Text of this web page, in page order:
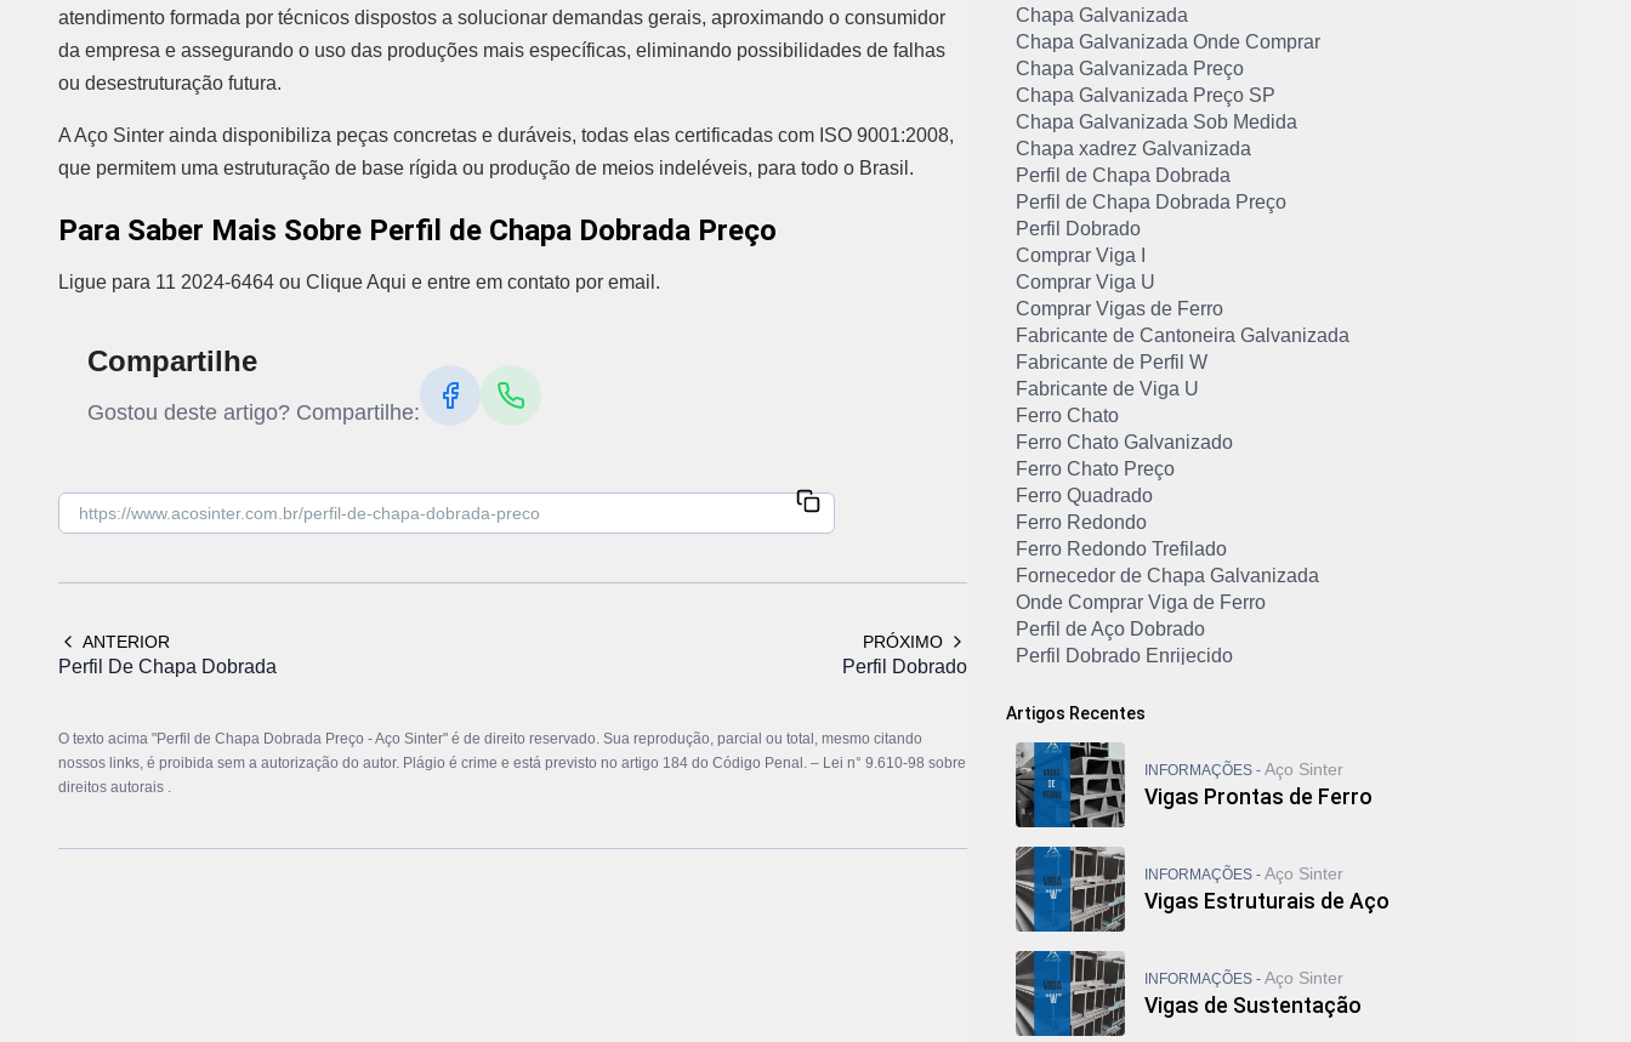
atendimento formada por técnicos dispostos a solucionar demandas gerais, aproximando o consumidor
da empresa e assegurando o uso das produções mais específicas, eliminando possibilidades de falhas
ou desestruturação futura.
A Aço Sinter ainda disponibiliza peças concretas e duráveis, todas elas certificadas com ISO 9001:2008,
que permitem uma estruturação de base rígida ou produção de meios indeléveis, para todo o Brasil.
Para Saber Mais Sobre Perfil de Chapa Dobrada Preço
Ligue para 11 2024-6464 ou Clique Aqui e entre em contato por email.
Compartilhe
Gostou deste artigo? Compartilhe:
ANTERIOR
Perfil De Chapa Dobrada
PRÓXIMO
Perfil Dobrado
O texto acima "Perfil de Chapa Dobrada Preço - Aço Sinter" é de direito reservado. Sua reprodução, parcial ou total, mesmo citando
nossos links, é proibida sem a autorização do autor. Plágio é crime e está previsto no artigo 184 do Código Penal. – Lei n° 9.610-98 sobre
direitos autorais .
Chapa Galvanizada
Chapa Galvanizada Onde Comprar
Chapa Galvanizada Preço
Chapa Galvanizada Preço SP
Chapa Galvanizada Sob Medida
Chapa xadrez Galvanizada
Perfil de Chapa Dobrada
Perfil de Chapa Dobrada Preço
Perfil Dobrado
Comprar Viga I
Comprar Viga U
Comprar Vigas de Ferro
Fabricante de Cantoneira Galvanizada
Fabricante de Perfil W
Fabricante de Viga U
Ferro Chato
Ferro Chato Galvanizado
Ferro Chato Preço
Ferro Quadrado
Ferro Redondo
Ferro Redondo Trefilado
Fornecedor de Chapa Galvanizada
Onde Comprar Viga de Ferro
Perfil de Aço Dobrado
Perfil Dobrado Enrijecido
Perfil I Galvanizado
Perfil Tee
Perfil U de Ferro Galvanizado
Perfil U Dobrado de Chapa
Perfil U Dobrado Enrijecido
Perfil U Dobrado Preço
Perfil U Galvanizado Preço
Perfil U Laminado
Perfil U Reforçado
Perfil U Simples
Perfil U Simples Preço
Perfil Viga I
Artigos Recentes
INFORMAÇÕES - Aço Sinter
Vigas Prontas de Ferro
INFORMAÇÕES - Aço Sinter
Vigas Estruturais de Aço
INFORMAÇÕES - Aço Sinter
Vigas de Sustentação